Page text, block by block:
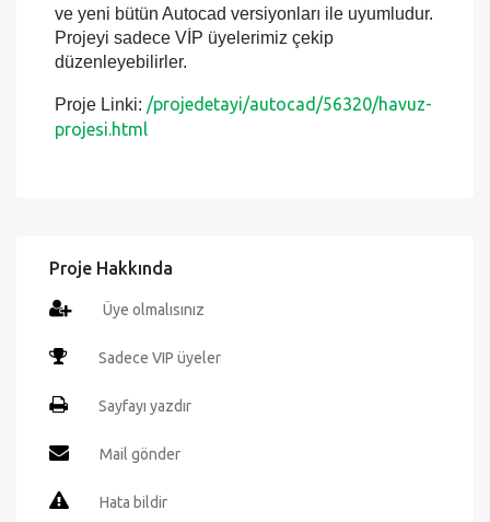
ve yeni bütün Autocad versiyonları ile uyumludur.
Projeyi sadece VİP üyelerimiz çekip
düzenleyebilirler.
Proje Linki: /projedetayi/autocad/56320/havuz-
projesi.html
Proje Hakkında
Üye olmalısınız
Sadece VIP üyeler
Sayfayı yazdır
Mail gönder
Hata bildir